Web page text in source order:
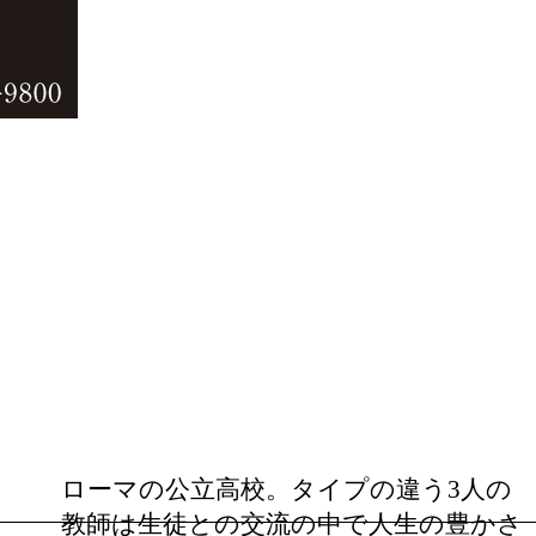
ローマの公立高校。タイプの違う3人の
教師は生徒との交流の中で人生の豊かさ